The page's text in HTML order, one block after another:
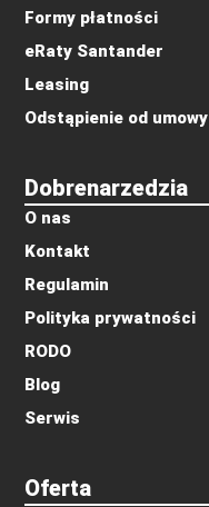
Oferta
Dobrenarzedzia
O nas
Kontakt
Regulamin
Polityka prywatności
RODO
Blog
Serwis
Formy płatności
eRaty Santander
Leasing
Odstąpienie od umowy